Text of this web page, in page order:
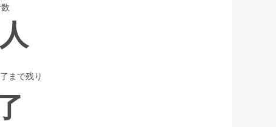
人
まで残り